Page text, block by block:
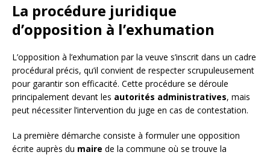
La procédure juridique
d’opposition à l’exhumation
L’opposition à l’exhumation par la veuve s’inscrit dans un cadre
procédural précis, qu’il convient de respecter scrupuleusement
pour garantir son efficacité. Cette procédure se déroule
principalement devant les autorités administratives, mais
peut nécessiter l’intervention du juge en cas de contestation.
La première démarche consiste à formuler une opposition
écrite auprès du maire de la commune où se trouve la